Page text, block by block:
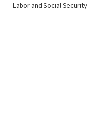
Labor and Social